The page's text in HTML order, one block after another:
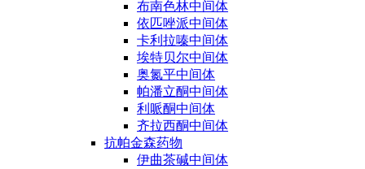
布南色林中间体
依匹唑派中间体
卡利拉嗪中间体
埃特贝尔中间体
奥氮平中间体
帕潘立酮中间体
利哌酮中间体
齐拉西酮中间体
抗帕金森药物
伊曲茶碱中间体